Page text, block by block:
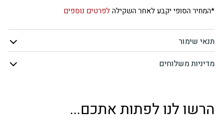
שישליק
לבן
*המחיר הסופי יקבע לאחר השקילהלפרטים נוספים
תנאי שימור
מדיניות משלוחים
הרשו לנו לפתות אתכם...